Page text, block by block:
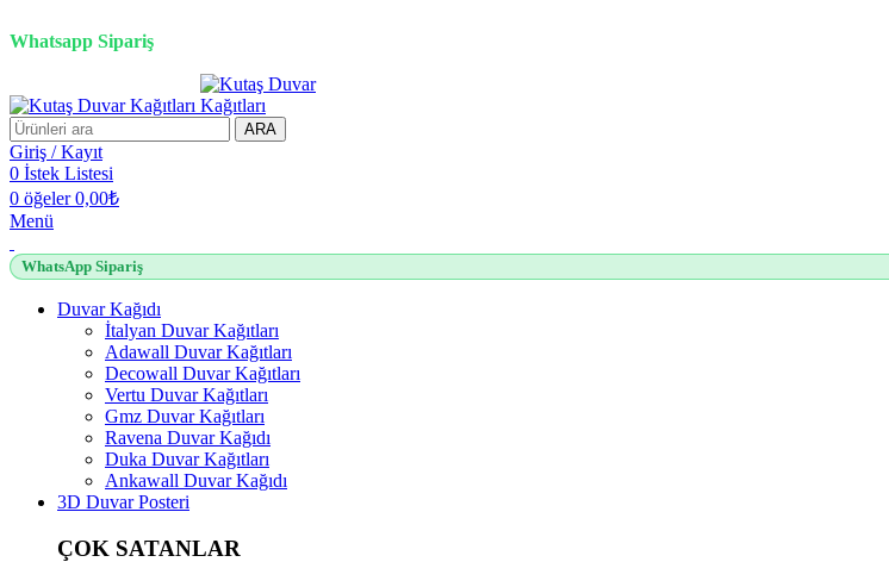
Whatsapp Sipariş
ARA
Giriş / Kayıt
0 İstek Listesi
0 öğeler 0,00₺
Menü
WhatsApp Sipariş
Duvar Kağıdı
İtalyan Duvar Kağıtları
Adawall Duvar Kağıtları
Decowall Duvar Kağıtları
Vertu Duvar Kağıtları
Gmz Duvar Kağıtları
Ravena Duvar Kağıdı
Duka Duvar Kağıtları
Ankawall Duvar Kağıdı
3D Duvar Posteri
ÇOK SATANLAR